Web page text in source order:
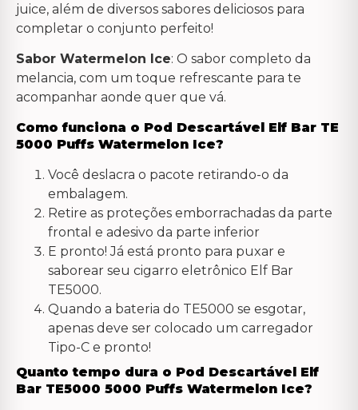
juice, além de diversos sabores deliciosos para
completar o conjunto perfeito!
Sabor Watermelon Ice: O sabor completo da
melancia, com um toque refrescante para te
acompanhar aonde quer que vá.
Como funciona o Pod Descartável Elf Bar TE
5000 Puffs Watermelon Ice?
Você deslacra o pacote retirando-o da
embalagem.
Retire as proteções emborrachadas da parte
frontal e adesivo da parte inferior
E pronto! Já está pronto para puxar e
saborear seu cigarro eletrônico Elf Bar
TE5000.
Quando a bateria do TE5000 se esgotar,
apenas deve ser colocado um carregador
Tipo-C e pronto!
Quanto tempo dura o Pod Descartável Elf
Bar TE5000 5000 Puffs Watermelon Ice?